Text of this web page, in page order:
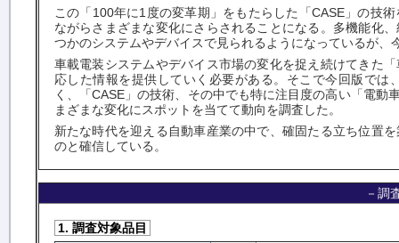
この「100年に1度の変革期」をもたらした「CASE」の技
ながらさまざまな変化にさらされることになる。多機能化
つかのシステムやデバイスで見られるようになっているが
車載電装システムやデバイス市場の変化を捉え続けてきた
応した情報を提供していく必要がある。そこで今回版で
く、「CASE」の技術、その中でも特に注目度の高い「電
まざまな変化にスポットを当てて動向を調査した。
新たな時代を迎える自動車産業の中で、確固たる立ち位置
のと確信している。
－調
1. 調査対象品目